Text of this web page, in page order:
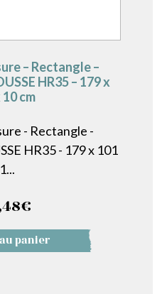
– Rectangle –
HR35 – 179 x
cm
- Rectangle -
HR35 - 179 x 101
€
panier